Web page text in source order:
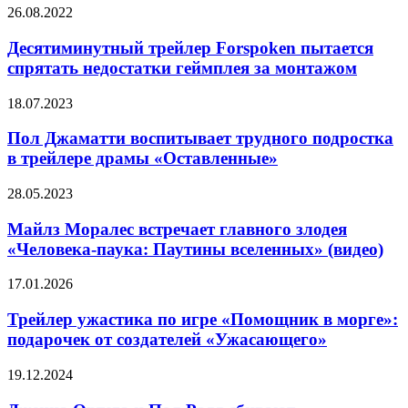
в
ремейка
«Аферы
Крауна»
Десятиминутный
Forspoken
пытается
спрятать
геймплея
монтажом
26.08.2022
Десятиминутный трейлер Forspoken пытается
спрятать недостатки геймплея за монтажом
Пол
воспитывает
трудного
подростка
трейлере
«Оставленные»
18.07.2023
Пол Джаматти воспитывает трудного подростка
в трейлере драмы «Оставленные»
Майлз
встречает
главного
злодея
паука:
вселенных»
(видео)
28.05.2023
Майлз Моралес встречает главного злодея
«Человека-паука: Паутины вселенных» (видео)
Трейлер
по
игре
«Помощник
морге»:
17.01.2026
Трейлер ужастика по игре «Помощник в морге»:
подарочек от создателей «Ужасающего»
Дженна
19.12.2024